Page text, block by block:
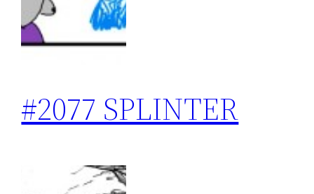
#2077 SPLINTER